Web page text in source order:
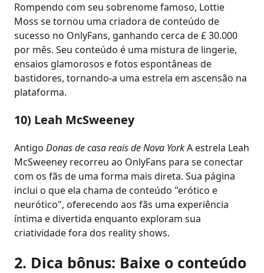
Rompendo com seu sobrenome famoso, Lottie
Moss se tornou uma criadora de conteúdo de
sucesso no OnlyFans, ganhando cerca de £ 30.000
por mês. Seu conteúdo é uma mistura de lingerie,
ensaios glamorosos e fotos espontâneas de
bastidores, tornando-a uma estrela em ascensão na
plataforma.
10) Leah McSweeney
Antigo Donas de casa reais de Nova YorkA estrela Leah
McSweeney recorreu ao OnlyFans para se conectar
com os fãs de uma forma mais direta. Sua página
inclui o que ela chama de conteúdo "erótico e
neurótico", oferecendo aos fãs uma experiência
íntima e divertida enquanto exploram sua
criatividade fora dos reality shows.
2. Dica bônus: Baixe o conteúdo